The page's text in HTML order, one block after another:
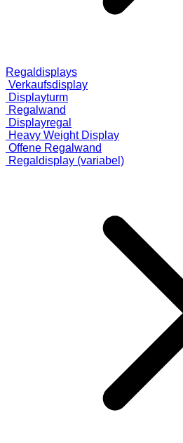
Regaldisplays
Verkaufsdisplay
Displayturm
Regalwand
Displayregal
Heavy Weight Display
Offene Regalwand
Regaldisplay (variabel)